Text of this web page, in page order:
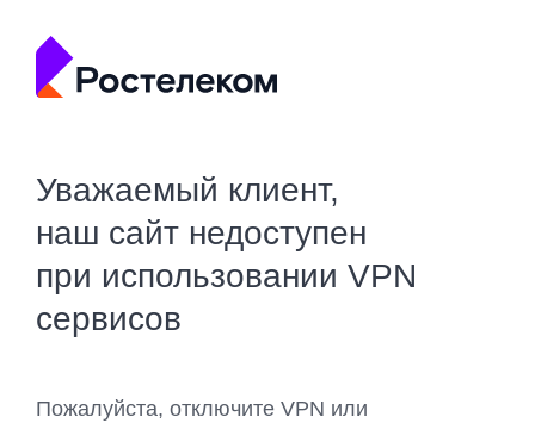
Уважаемый клиент,
наш сайт недоступен
при использовании VPN
сервисов
Пожалуйста, отключите VPN или